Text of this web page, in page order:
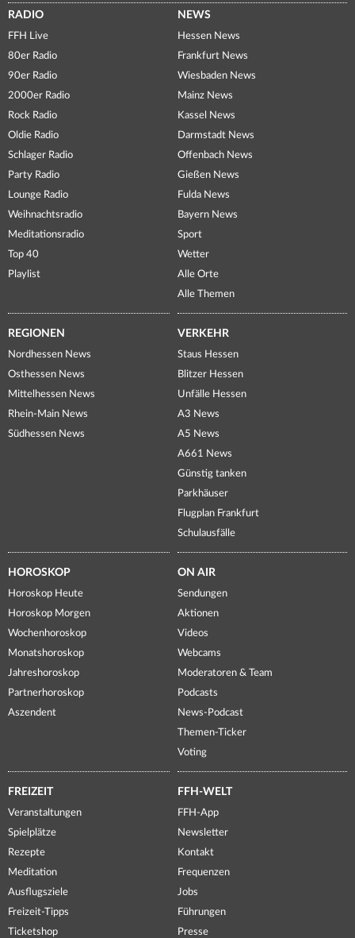
RADIO
FFH Live
80er Radio
90er Radio
2000er Radio
Rock Radio
Oldie Radio
Schlager Radio
Party Radio
Lounge Radio
Weihnachtsradio
Meditationsradio
Top 40
Playlist
NEWS
Hessen News
Frankfurt News
Wiesbaden News
Mainz News
Kassel News
Darmstadt News
Offenbach News
Gießen News
Fulda News
Bayern News
Sport
Wetter
Alle Orte
Alle Themen
REGIONEN
Nordhessen News
Osthessen News
Mittelhessen News
Rhein-Main News
Südhessen News
VERKEHR
Staus Hessen
Blitzer Hessen
Unfälle Hessen
A3 News
A5 News
A661 News
Günstig tanken
Parkhäuser
Flugplan Frankfurt
Schulausfälle
HOROSKOP
Horoskop Heute
Horoskop Morgen
Wochenhoroskop
Monatshoroskop
Jahreshoroskop
Partnerhoroskop
Aszendent
ON AIR
Sendungen
Aktionen
Videos
Webcams
Moderatoren & Team
Podcasts
News-Podcast
Themen-Ticker
Voting
FREIZEIT
Veranstaltungen
Spielplätze
Rezepte
Meditation
Ausflugsziele
Freizeit-Tipps
Ticketshop
FFH-WELT
FFH-App
Newsletter
Kontakt
Frequenzen
Jobs
Führungen
Presse